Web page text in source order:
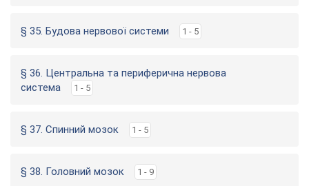
§ 35. Будова нервової системи 1 - 5
§ 36. Центральна та периферична нервова
система
1 - 5
§ 37. Спинний мозок 1 - 5
§ 38. Головний мозок 1 - 9